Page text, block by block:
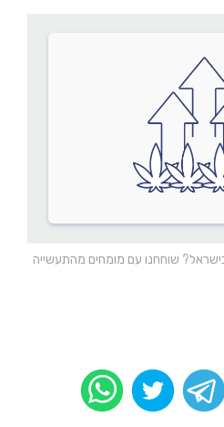
שוחחנו עם מומחים מהתעשייה